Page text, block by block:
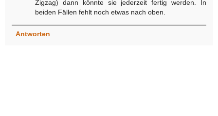
Zigzag) dann könnte sie jederzeit fertig werden. In
beiden Fällen fehlt noch etwas nach oben.
Antworten